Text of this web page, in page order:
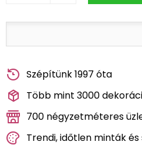
Szépítünk 1997 óta
Több mint 3000
700 négyzetméteres
Trendi, időtlen minták és